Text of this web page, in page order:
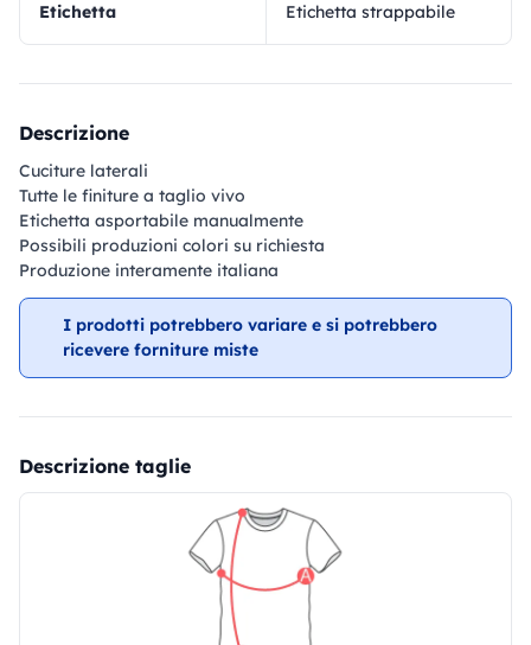
Etichetta Etichetta strappabile
Descrizione
Cuciture laterali
Tutte le finiture a taglio vivo
Etichetta asportabile manualmente
Possibili produzioni colori su richiesta
Produzione interamente italiana
I prodotti potrebbero variare e si potrebbero
ricevere forniture miste
Descrizione taglie